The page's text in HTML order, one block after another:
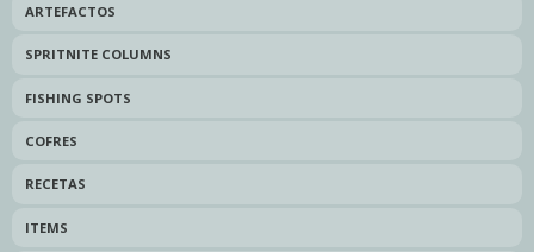
ARTEFACTOS
SPRITNITE COLUMNS
FISHING SPOTS
COFRES
RECETAS
ITEMS